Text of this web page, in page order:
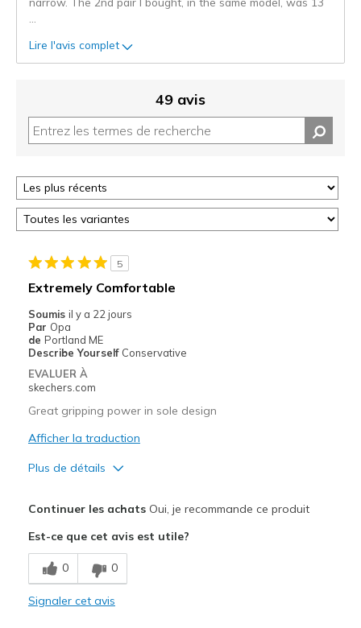
Lire l'avis complet
49 avis
5
Extremely Comfortable
Soumis il y a 22 jours
Par Opa
de Portland ME
Describe Yourself Conservative
EVALUER À
skechers.com
Great gripping power in sole design
Afficher la traduction
Plus de détails
Breathe Well
Comfortable
Continuer les achatsOui, je recommande ce produit
Est-ce que cet avis est utile?
0 0
Signaler cet avis